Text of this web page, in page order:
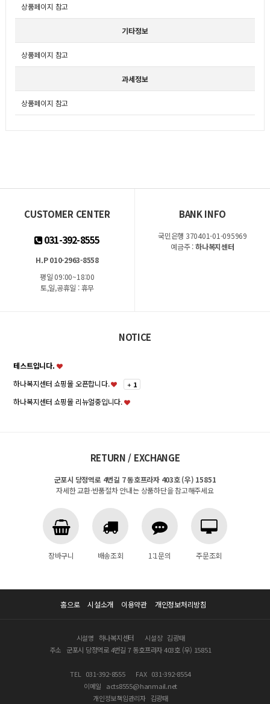
상품페이지 참고
기타정보
상품페이지 참고
과세정보
상품페이지 참고
CUSTOMER CENTER
031-392-8555
H.P 010-2963-8558
평일 09:00~18:00
토,일,공휴일 : 휴무
BANK INFO
국민은행 370401-01-095969
예금주 :하나복지센터
NOTICE
테스트입니다.
하나복지센터 쇼핑몰 오픈합니다.
+ 1
하나복지센터 쇼핑몰 리뉴얼중입니다.
RETURN / EXCHANGE
군포시 당정역로 4번길 7 동호프라자 403호 (우) 15851
자세한 교환·반품절차 안내는 상품하단을 참고해주세요
장바구니 배송조회 1:1문의 주문조회
홈으로 시설소개 이용약관 개인정보처리방침
시설명 하나복지센터 시설장 김광태
주소
군포시 당정역로 4번길 7 동호프라자 403호 (우) 15851
TEL 031-392-8555 FAX 031-392-8554
이메일
acts8555@hanmail.net
개인정보책임관리자 김광태